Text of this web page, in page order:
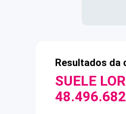
Resultados da
SUELE